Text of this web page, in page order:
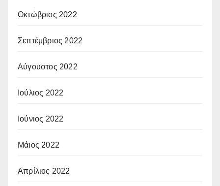
Οκτώβριος 2022
Σεπτέμβριος 2022
Αύγουστος 2022
Ιούλιος 2022
Ιούνιος 2022
Μάιος 2022
Απρίλιος 2022